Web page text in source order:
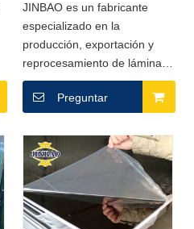
JINBAO es un fabricante
especializado en la
producción, exportación y
reprocesamiento de láminas
acrílicas. ¡El cliente es
nuestro socio!¡JINBAO tiene
expandir el mercado y ser el
número 1 en la industria del
plástico!
Preguntar